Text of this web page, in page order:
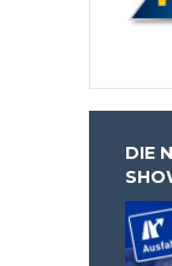
DIE